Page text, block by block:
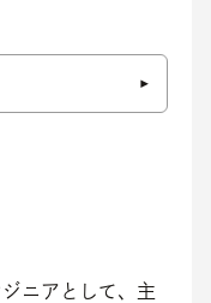
ニアとして、主